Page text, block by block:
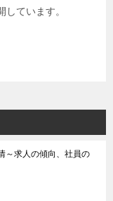
ています。
～求人の傾向、社員の